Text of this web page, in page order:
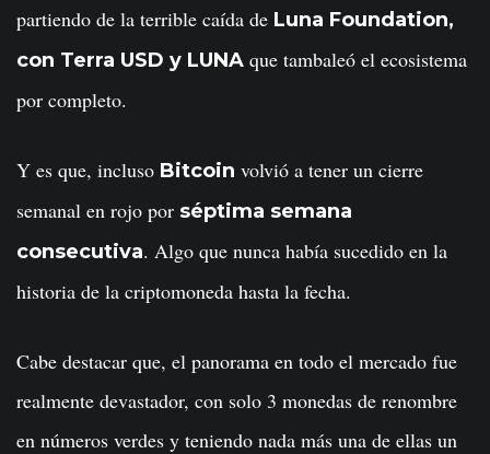
partiendo de la terrible caída de Luna Foundation,
con Terra USD y LUNA que tambaleó el ecosistema
por completo.
Y es que, incluso Bitcoin volvió a tener un cierre
semanal en rojo por séptima semana
consecutiva. Algo que nunca había sucedido en la
historia de la criptomoneda hasta la fecha.
Cabe destacar que, el panorama en todo el mercado fue
realmente devastador, con solo 3 monedas de renombre
en números verdes y teniendo nada más una de ellas un